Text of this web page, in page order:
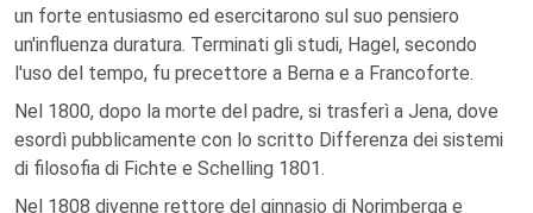
un forte entusiasmo ed esercitarono sul suo pensiero
un'influenza duratura. Terminati gli studi, Hagel, secondo
l'uso del tempo, fu precettore a Berna e a Francoforte.
Nel 1800, dopo la morte del padre, si trasferì a Jena, dove
esordì pubblicamente con lo scritto Differenza dei sistemi
di filosofia di Fichte e Schelling 1801.
Nel 1808 divenne rettore del ginnasio di Norimberga e